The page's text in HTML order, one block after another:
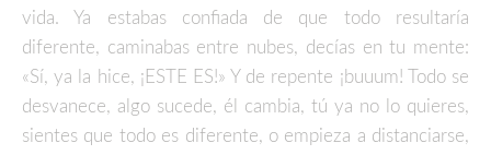
vida. Ya estabas confiada de que todo resultaría
diferente, caminabas entre nubes, decías en tu mente:
«Sí, ya la hice, ¡ESTE ES!» Y de repente ¡buuum! Todo se
desvanece, algo sucede, él cambia, tú ya no lo quieres,
sientes que todo es diferente, o empieza a distanciarse,